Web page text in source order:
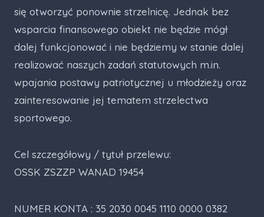
się otworzyć ponownie strzelnicę. Jednak bez
wsparcia finansowego obiekt nie będzie mógł
dalej funkcjonować i nie będziemy w stanie dalej
realizować naszych zadań statutowych m.in.
wpajania postawy patriotycznej u młodzieży oraz
zainteresowanie jej tematem strzelectwa
sportowego.
Cel szczegółowy / tytuł przelewu:
OSSK ZSZZP WANAD 19454
NUMER KONTA : 35 2030 0045 1110 0000 0382